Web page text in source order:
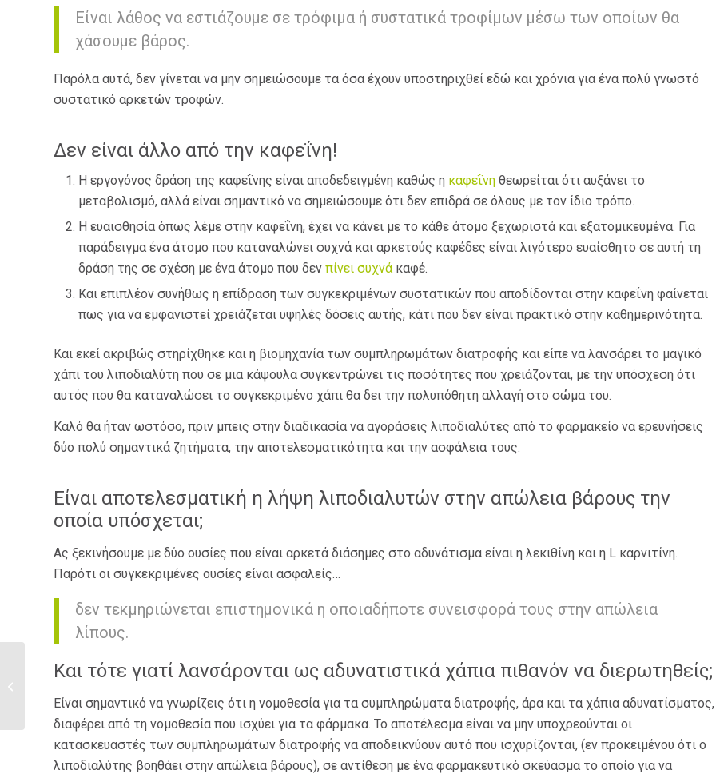
Είναι λάθος να εστιάζουμε σε τρόφιμα ή συστατικά τροφίμων μέσω των οποίων θα
χάσουμε βάρος.
Παρόλα αυτά, δεν γίνεται να μην σημειώσουμε τα όσα έχουν υποστηριχθεί εδώ και χρόνια για ένα πολύ γνωστό
συστατικό αρκετών τροφών.
Δεν είναι άλλο από την καφεΐνη!
Η εργογόνος δράση της καφεΐνης είναι αποδεδειγμένη καθώς η καφεΐνη θεωρείται ότι αυξάνει το
μεταβολισμό, αλλά είναι σημαντικό να σημειώσουμε ότι δεν επιδρά σε όλους με τον ίδιο τρόπο.
Η ευαισθησία όπως λέμε στην καφεΐνη, έχει να κάνει με το κάθε άτομο ξεχωριστά και εξατομικευμένα. Για
παράδειγμα ένα άτομο που καταναλώνει συχνά και αρκετούς καφέδες είναι λιγότερο ευαίσθητο σε αυτή τη
δράση της σε σχέση με ένα άτομο που δεν πίνει συχνά καφέ.
Και επιπλέον συνήθως η επίδραση των συγκεκριμένων συστατικών που αποδίδονται στην καφεΐνη φαίνεται
πως για να εμφανιστεί χρειάζεται υψηλές δόσεις αυτής, κάτι που δεν είναι πρακτικό στην καθημερινότητα.
Και εκεί ακριβώς στηρίχθηκε και η βιομηχανία των συμπληρωμάτων διατροφής και είπε να λανσάρει το μαγικό
χάπι του λιποδιαλύτη που σε μια κάψουλα συγκεντρώνει τις ποσότητες που χρειάζονται, με την υπόσχεση ότι
αυτός που θα καταναλώσει το συγκεκριμένο χάπι θα δει την πολυπόθητη αλλαγή στο σώμα του.
Καλό θα ήταν ωστόσο, πριν μπεις στην διαδικασία να αγοράσεις λιποδιαλύτες από το φαρμακείο να ερευνήσεις
δύο πολύ σημαντικά ζητήματα, την αποτελεσματικότητα και την ασφάλεια τους.
Είναι αποτελεσματική η λήψη λιποδιαλυτών στην απώλεια βάρους την
οποία υπόσχεται;
Ας ξεκινήσουμε με δύο ουσίες που είναι αρκετά διάσημες στο αδυνάτισμα είναι η λεκιθίνη και η L καρνιτίνη.
Παρότι οι συγκεκριμένες ουσίες είναι ασφαλείς…
δεν τεκμηριώνεται επιστημονικά η οποιαδήποτε συνεισφορά τους στην απώλεια
λίπους.
Και τότε γιατί λανσάρονται ως αδυνατιστικά χάπια πιθανόν να διερωτηθείς;
Είναι σημαντικό να γνωρίζεις ότι η νομοθεσία για τα συμπληρώματα διατροφής, άρα και τα χάπια αδυνατίσματος,
διαφέρει από τη νομοθεσία που ισχύει για τα φάρμακα. Το αποτέλεσμα είναι να μην υποχρεούνται οι
κατασκευαστές των συμπληρωμάτων διατροφής να αποδεικνύουν αυτό που ισχυρίζονται, (εν προκειμένου ότι ο
λιποδιαλύτης βοηθάει στην απώλεια βάρους), σε αντίθεση με ένα φαρμακευτικό σκεύασμα το οποίο για να